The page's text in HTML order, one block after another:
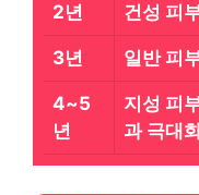
2년 건성 피
3년 일반 피
4~5
년
지성 피
과 극대